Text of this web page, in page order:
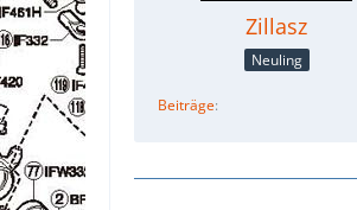
Zillasz
Neuling
Beiträge